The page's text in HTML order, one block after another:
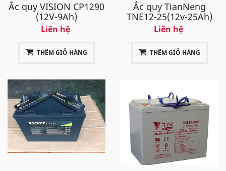
Ắc quy VISION CP1290
(12V-9Ah)
Liên hệ
THÊM GIỎ HÀNG
Ắc quy TianNeng
TNE12-25(12v-25Ah)
Liên hệ
THÊM GIỎ HÀNG